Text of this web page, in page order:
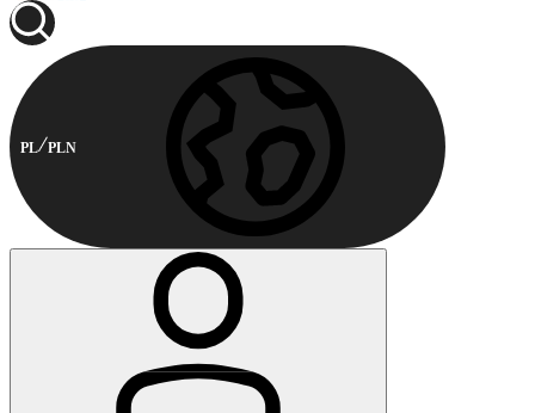
PL PLN